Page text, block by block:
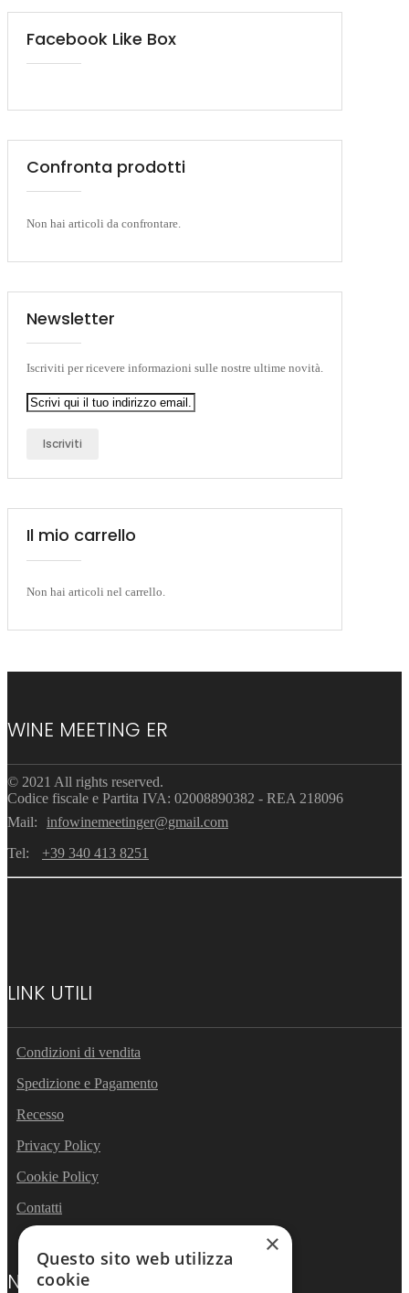
Facebook Like Box
Confronta prodotti
Non hai articoli da confrontare.
Newsletter
Iscriviti per ricevere informazioni sulle nostre ultime novità.
Iscriviti
Il mio carrello
Non hai articoli nel carrello.
WINE MEETING ER
© 2021 All rights reserved.
Codice fiscale e Partita IVA: 02008890382 - REA 218096
Mail:
infowinemeetinger@gmail.com
Tel:
+39 340 413 8251
LINK UTILI
Condizioni di vendita
Spedizione e Pagamento
Recesso
Privacy Policy
Cookie Policy
Contatti
NEWSLETTER
×
Questo sito web utilizza
cookie